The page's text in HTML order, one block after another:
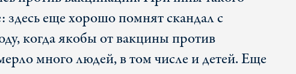
еще хорошо помнят скандал с
когда якобы от вакцины против
много людей, в том числе и детей. Еще